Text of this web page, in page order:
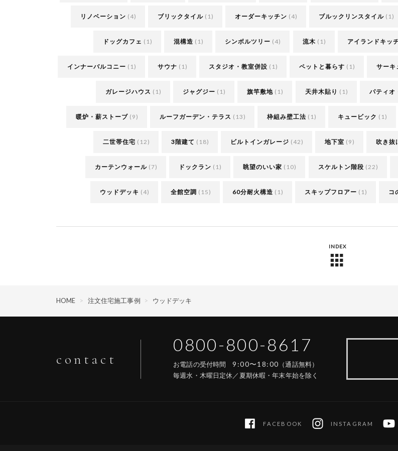
リノベーション (4) ブリックタイル(1) オーダーキッチン (4) ブルックリンスタイル (1)
ドッグカフェ (1) 混構造 (1) シンボルツリー (4) 流木 (1) アイランドキッ
インナーバルコニー (1) サウナ (1) スタジオ・教室併設 (1) ペットと暮らす (1) サーキ
ガレージハウス (1) ジャグジー (1) 旗竿敷地 (1) 天井木貼り (1) パティオ
暖炉・薪ストーブ(9) ルーフガーデン・テラス (13) 枠組み壁工法 (1) キュービック (1)
二世帯住宅 (12) 3階建て (18) ビルトインガレージ (42) 地下室 (9) 吹き抜
カーテンウォール (7) ドックラン (1) 眺望のいい家 (10) スケルトン階段 (22)
ウッドデッキ (4) 全館空調 (15) 60分耐火構造 (1) スキップフロアー (1) コ
INDEX
HOME > 注文住宅施工事例 > ウッドデッキ
contact
0800-800-8617
お電話の受付時間9:00〜18:00 （通話無料）
毎週水・木曜日定休／夏期休暇・年末年始を除く
FACEBOOK INSTAGRAM